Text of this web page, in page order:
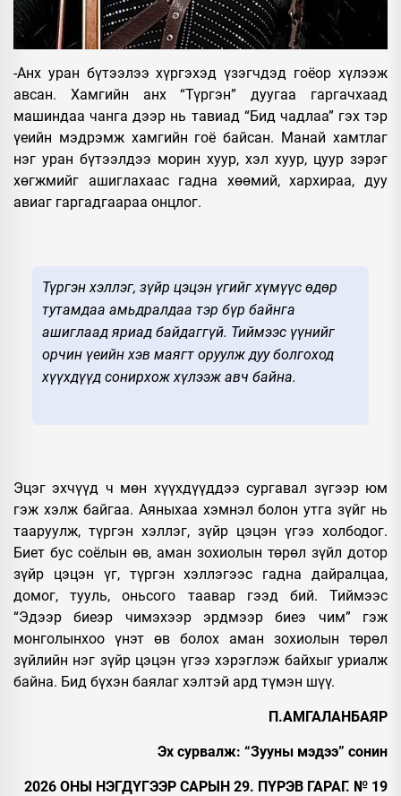
-Анх уран бүтээлээ хүргэхэд үзэгчдэд гоёор хүлээж
авсан. Хамгийн анх “Түргэн” дуугаа гаргачхаад
машиндаа чанга дээр нь тавиад “Бид чадлаа” гэх тэр
үеийн мэдрэмж хамгийн гоё байсан. Манай хамтлаг
нэг уран бүтээлдээ морин хуур, хэл хуур, цуур зэрэг
хөгжмийг ашиглахаас гадна хөөмий, хархираа, дуу
авиаг гаргадгаараа онцлог.
Түргэн хэллэг, зүйр цэцэн үгийг хүмүүс өдөр
тутамдаа амьдралдаа тэр бүр байнга
ашиглаад яриад байдаггүй. Тиймээс үүнийг
орчин үеийн хэв маягт оруулж дуу болгоход
хүүхдүүд сонирхож хүлээж авч байна.
Эцэг эхчүүд ч мөн хүүхдүүддээ сургавал зүгээр юм
гэж хэлж байгаа. Аяныхаа хэмнэл болон утга зүйг нь
тааруулж, түргэн хэллэг, зүйр цэцэн үгээ холбодог.
Биет бус соёлын өв, аман зохиолын төрөл зүйл дотор
зүйр цэцэн үг, түргэн хэллэгээс гадна дайралцаа,
домог, тууль, оньсого таавар гээд бий. Тиймээс
“Эдээр биеэр чимэхээр эрдмээр биеэ чим” гэж
монголынхоо үнэт өв болох аман зохиолын төрөл
зүйлийн нэг зүйр цэцэн үгээ хэрэглэж байхыг уриалж
байна. Бид бүхэн баялаг хэлтэй ард түмэн шүү.
П.АМГАЛАНБАЯР
Эх сурвалж: “Зууны мэдээ” сонин
2026 ОНЫ НЭГДҮГЭЭР САРЫН 29. ПҮРЭВ ГАРАГ. № 19